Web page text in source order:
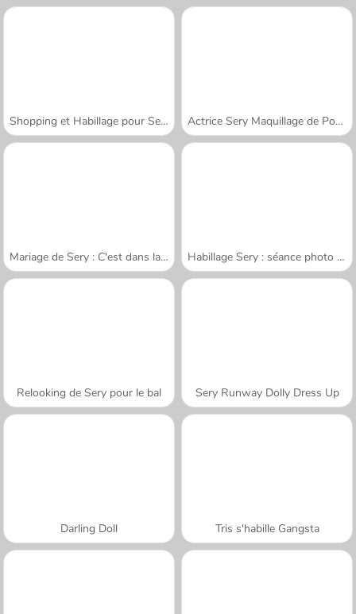
Shopping et Habillage pour Sery Actrice Sery Maquillage de Poupée
Mariage de Sery : C'est dans la boîte Habillage Sery : séance photo magazine
Relooking de Sery pour le bal Sery Runway Dolly Dress Up
Darling Doll Tris s'habille Gangsta